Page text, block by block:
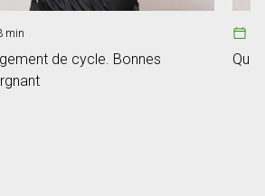
min
de cycle. Bonnes